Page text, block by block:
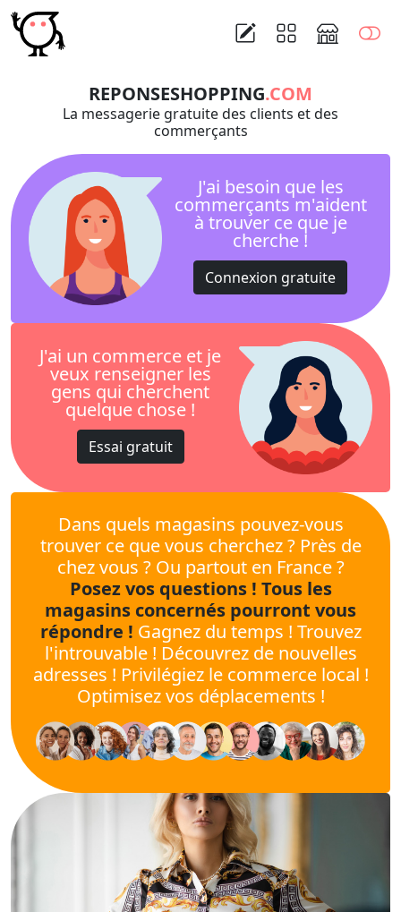
REPONSESHOPPING.COM
La messagerie gratuite des clients et des
commerçants
J'ai besoin que les
commerçants m'aident
à trouver ce que je
cherche !
Connexion gratuite
J'ai un commerce et je
veux renseigner les
gens qui cherchent
quelque chose !
Essai gratuit
Dans quels magasins pouvez-vous
trouver ce que vous cherchez ? Près de
chez vous ? Ou partout en France ?
Posez vos questions ! Tous les
magasins concernés pourront vous
répondre ! Gagnez du temps ! Trouvez
l'introuvable ! Découvrez de nouvelles
adresses ! Privilégiez le commerce local !
Optimisez vos déplacements !